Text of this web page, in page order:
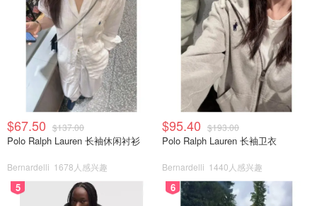
$67.50 $137.00
Polo Ralph Lauren 长袖休闲衬衫
Bernardelli 1678人感兴趣
$95.40 $193.00
Polo Ralph Lauren 长袖卫衣
Bernardelli 1440人感兴趣
5 6